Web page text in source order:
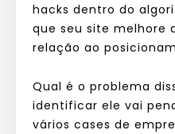
hacks dentro do
que seu site melhore
relação ao
Qual é o problema
identificar ele vai
vários cases de